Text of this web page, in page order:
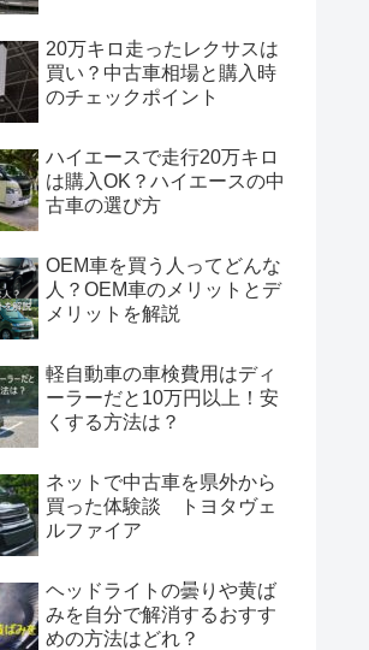
20万キロ走ったレクサスは
買い？中古車相場と購入時
のチェックポイント
ハイエースで走行20万キロ
は購入OK？ハイエースの中
古車の選び方
OEM車を買う人ってどんな
人？OEM車のメリットとデ
メリットを解説
軽自動車の車検費用はディ
ーラーだと10万円以上！安
くする方法は？
ネットで中古車を県外から
買った体験談 トヨタヴェ
ルファイア
ヘッドライトの曇りや黄ば
みを自分で解消するおすす
めの方法はどれ？